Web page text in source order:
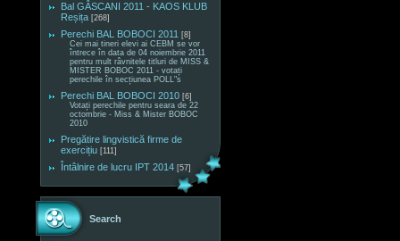
Bal GÂSCANI 2011 - KAOS KLUB
Reșița [268]
Perechi BAL BOBOCI 2011 [8]
Cei mai tineri elevi ai CEBM se vor
întrece în data de 04 noiembrie 2011
pentru mult râvnitele titluri de MISS &
MISTER BOBOC 2011 - votați
perechile în secțiunea POLL"s
Perechi BAL BOBOCI 2010 [6]
Votați perechile pentru seara de 22
octombrie - Miss & Mister BOBOC
2010
Pregătire lingvistică firme de
exercițiu [111]
Întâlnire de lucru IPT 2014 [57]
Search